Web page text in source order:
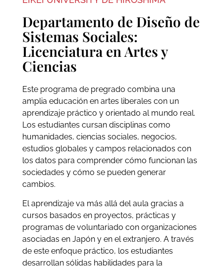
Departamento de Diseño de
Sistemas Sociales:
Licenciatura en Artes y
Ciencias
Este programa de pregrado combina una
amplia educación en artes liberales con un
aprendizaje práctico y orientado al mundo real.
Los estudiantes cursan disciplinas como
humanidades, ciencias sociales, negocios,
estudios globales y campos relacionados con
los datos para comprender cómo funcionan las
sociedades y cómo se pueden generar
cambios.
El aprendizaje va más allá del aula gracias a
cursos basados en proyectos, prácticas y
programas de voluntariado con organizaciones
asociadas en Japón y en el extranjero. A través
de este enfoque práctico, los estudiantes
desarrollan sólidas habilidades para la